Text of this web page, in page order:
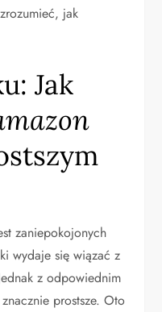
jak
Jak
zaniepokojonych
wydaje się wiązać z
z odpowiednim
prostsze. Oto